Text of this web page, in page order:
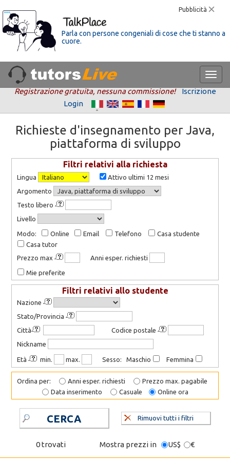
Pubblicità
Parla con persone congeniali di cose che ti stanno a
cuore.
Registrazione gratuita, nessuna commissione!
Iscrizione
Login
Richieste d'insegnamento per Java,
piattaforma di sviluppo
Filtri relativi alla richiesta
Lingua
Attivo ultimi 12 mesi
Argomento
Testo libero
Livello
Modo: Online Email Telefono
Casa studente
Casa tutor
Prezzo max
Anni esper. richiesti
Mie preferite
Filtri relativi allo studente
Nazione
Stato/Provincia
Città
Codice postale
Nickname
Età min. max. Sesso: Maschio Femmina
Ordina per: Anni esper. richiesti
Prezzo max. pagabile
Data inserimento
Casuale Online ora
CERCA Rimuovi tutti i filtri
0 trovati Mostra prezzi in US$ €